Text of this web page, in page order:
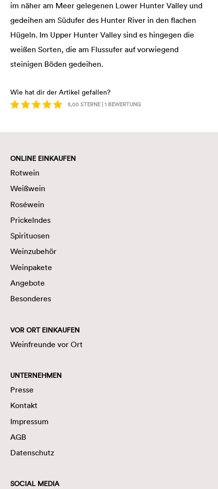
im näher am Meer gelegenen Lower Hunter Valley und
gedeihen am Südufer des Hunter River in den flachen
Hügeln. Im Upper Hunter Valley sind es hingegen die
weißen Sorten, die am Flussufer auf vorwiegend
steinigen Böden gedeihen.
Wie hat dir der Artikel gefallen?
5,00STERNE | 1 BEWERTUNG
ONLINE EINKAUFEN
Rotwein
Weißwein
Roséwein
Prickelndes
Spirituosen
Weinzubehör
Weinpakete
Angebote
Besonderes
VOR ORT EINKAUFEN
Weinfreunde vor Ort
UNTERNEHMEN
Presse
Kontakt
Impressum
AGB
Datenschutz
SOCIAL MEDIA